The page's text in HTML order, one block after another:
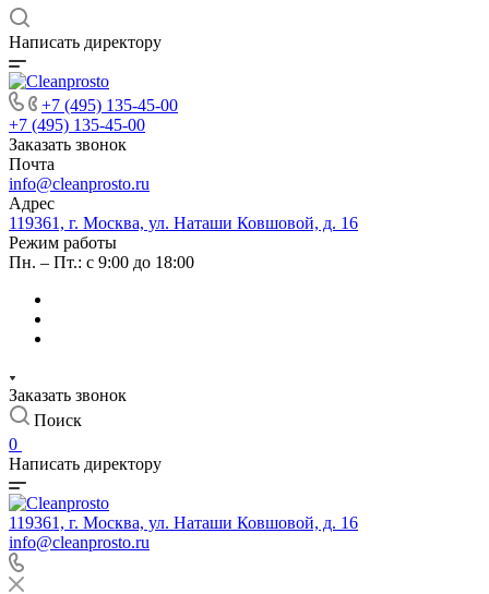
Написать директору
+7 (495) 135-45-00
+7 (495) 135-45-00
Заказать звонок
Почта
info@cleanprosto.ru
Адрес
119361, г. Москва, ул. Наташи Ковшовой, д. 16
Режим работы
Пн. – Пт.: с 9:00 до 18:00
Заказать звонок
Поиск
0
Написать директору
119361, г. Москва, ул. Наташи Ковшовой, д. 16
info@cleanprosto.ru